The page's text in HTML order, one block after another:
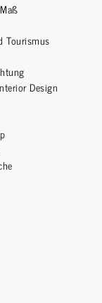
Tourismus
Design